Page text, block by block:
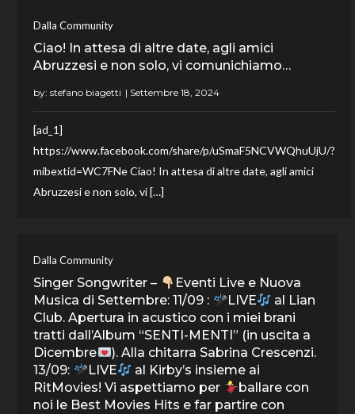
Dalla Community
Ciao! In attesa di altre date, agli amici
Abruzzesi e non solo, vi comunichiamo…
by:stefano biagetti
[ad_1]
https://www.facebook.com/share/p/uSmaF5NCVWQhuUjU/?
mibextid=WC7FNe Ciao! In attesa di altre date, agli amici
Abruzzesi e non solo, vi […]
Dalla Community
Singer Songwriter –
Eventi Live e Nuova
Musica di Settembre: 11/09 :
LIVE
al Lian
Club. Apertura in acustico con i miei brani
tratti dall’Album “SENTI-MENTI” (in uscita a
Dicembre
). Alla chitarra Sabrina Crescenzi.
13/09:
LIVE
al Kirby’s insieme ai
RitMovies! Vi aspettiamo per
ballare con
noi le Best Movies Hits e far partire con